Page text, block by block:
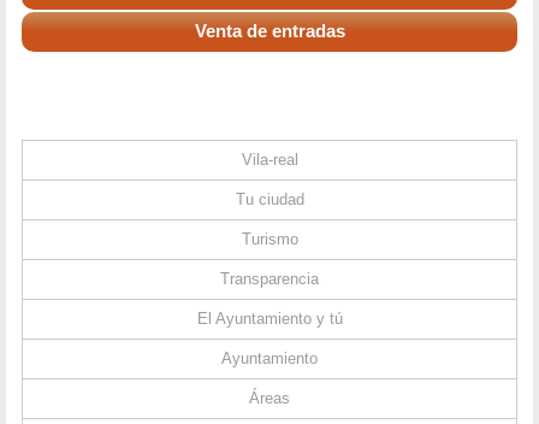
Venta de entradas
Vila-real
Tu ciudad
Turismo
Transparencia
El Ayuntamiento y tú
Ayuntamiento
Áreas